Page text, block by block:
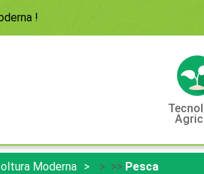
!
Moderna > >> Pesca